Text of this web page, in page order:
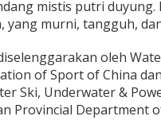
mistis putri
yang murni, tangguh,
oleh
of Sport of China
Ski, Underwater &
Provincial Department